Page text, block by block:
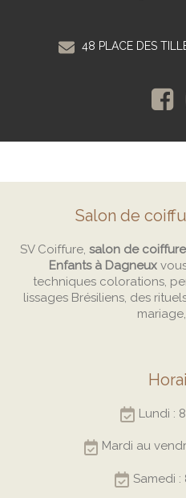
48 PLACE DES
Salon de
SV Coiffure, salon de
Enfants à Dagneux
techniques colorations,
lissages Brésiliens, des
Lundi :
Mardi au
Samedi :